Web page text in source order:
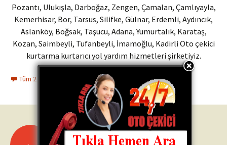
Pozantı, Ulukışla, Darboğaz, Zengen, Çamalan, Çamlıyayla,
Kemerhisar, Bor, Tarsus, Silifke, Gülnar, Erdemli, Aydıncık,
Aslanköy, Boğsak, Taşucu, Adana, Yumurtalık, Karataş,
Kozan, Saimbeyli, Tufanbeyli, İmamoğlu, Kadirli Oto çekici
kurtarma kurtarıcı yol yardım hizmetleri şirketiyiz.
Tüm 2 yorumları görüntüle